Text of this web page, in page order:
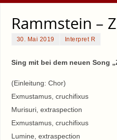
Rammstein –
30. Mai 2019 Interpret R
Sing mit bei dem neuen Song
(Einleitung: Chor)
Exmustamus, cruchifixus
Murisuri, extraspection
Exmustamus, cruchifixus
Lumine, extraspection